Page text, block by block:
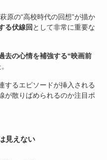
原の“高校時代の回想”が描か
る伏線回 として非常に重要な
去の心情を補強する“映画前
するエピソードが挿入される
が散りばめられるのか注目ポ
見えない